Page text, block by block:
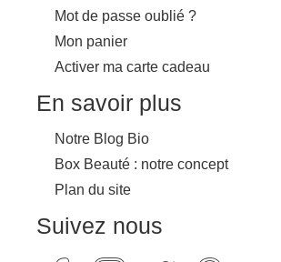
Mot de passe oublié ?
Mon panier
Activer ma carte cadeau
En savoir plus
Notre Blog Bio
Box Beauté : notre concept
Plan du site
Suivez nous